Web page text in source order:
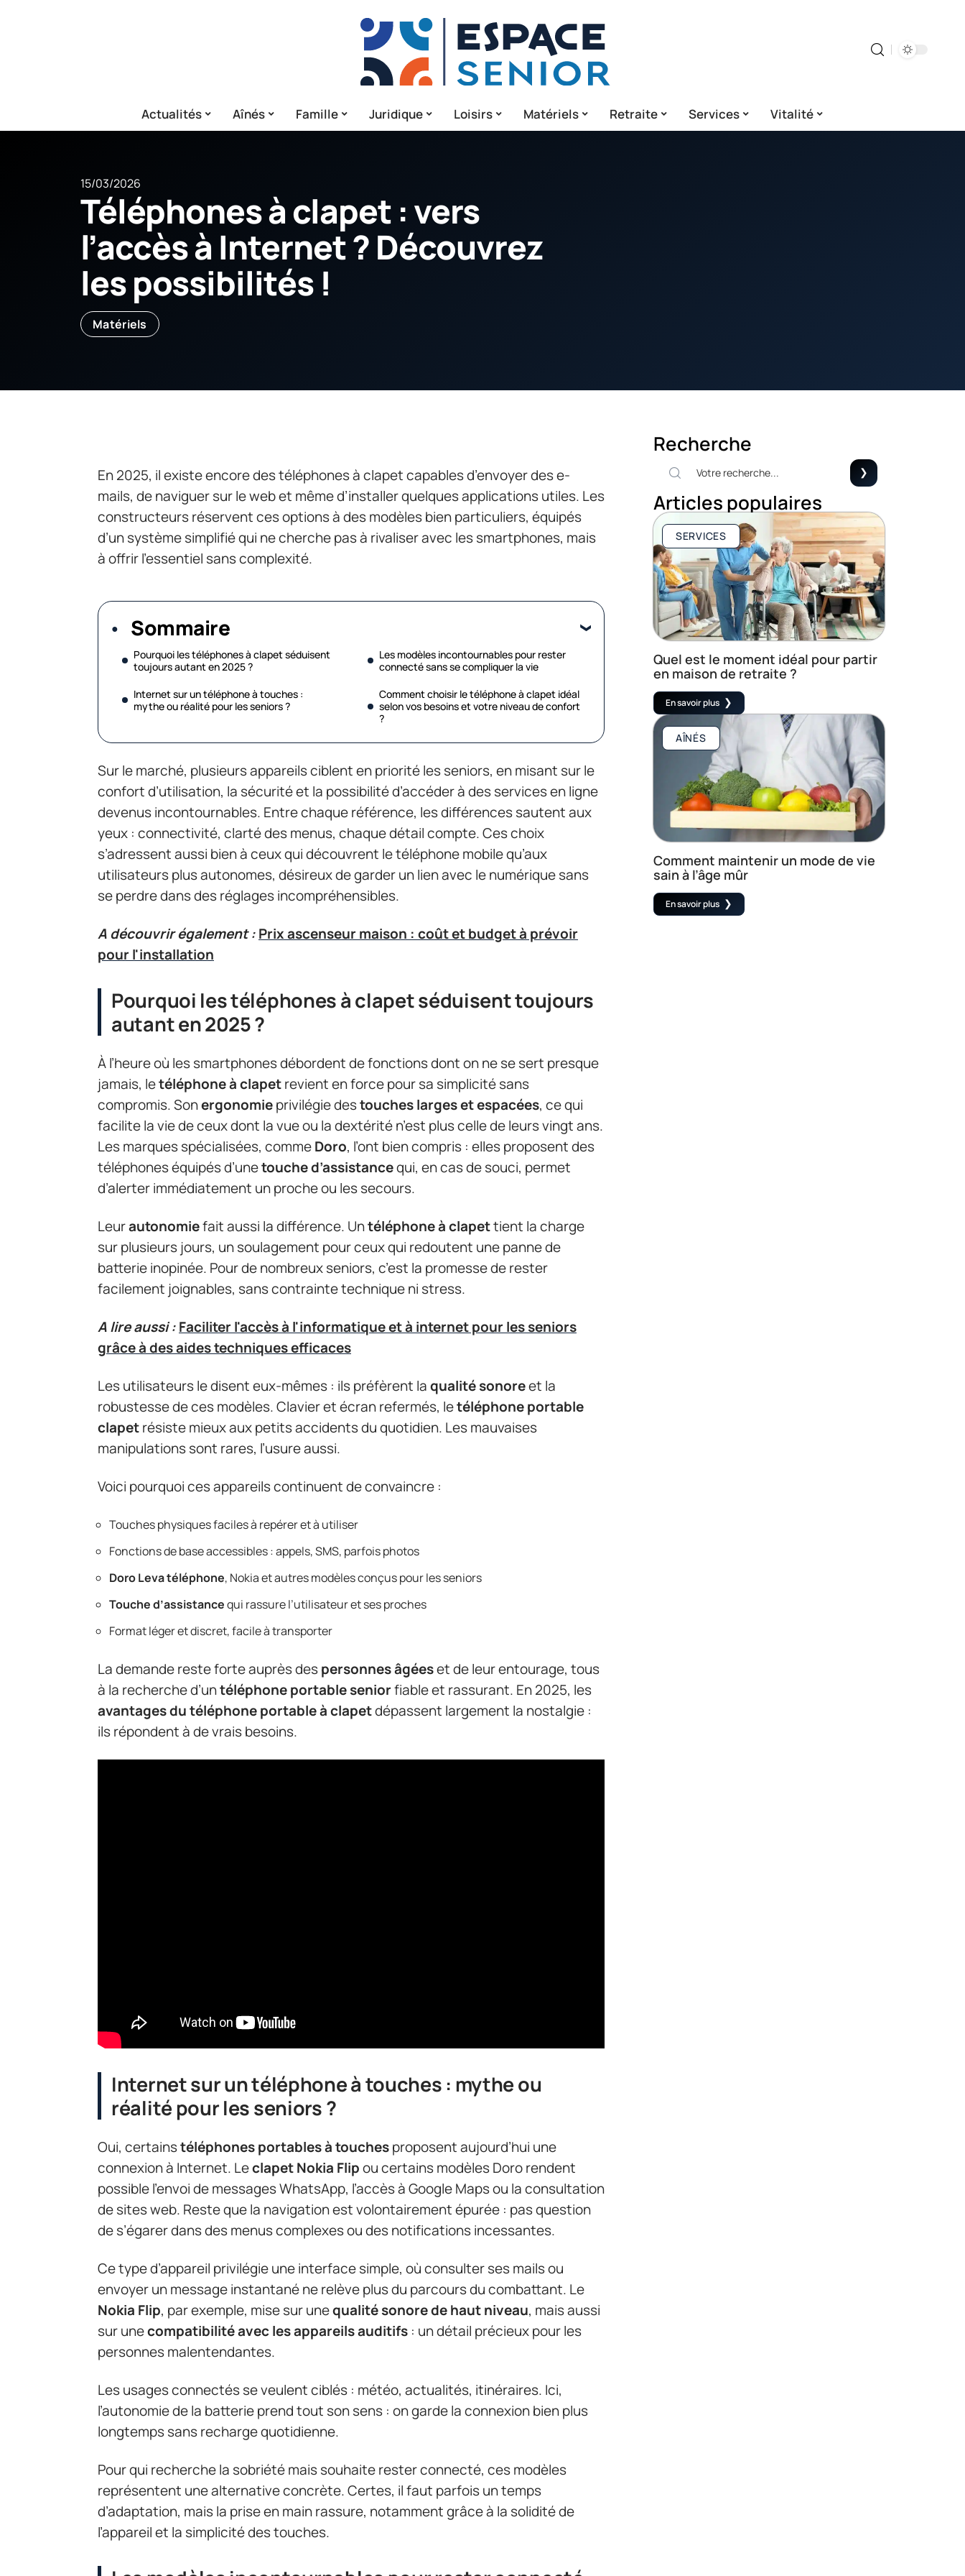
Actualités Aînés Famille Juridique Loisirs Matériels Retraite Services Vitalité
15/03/2026
Téléphones à clapet : vers
l’accès à Internet ? Découvrez
les possibilités !
Matériels
En 2025, il existe encore des téléphones à clapet capables d’envoyer des e-
mails, de naviguer sur le web et même d’installer quelques applications utiles. Les
constructeurs réservent ces options à des modèles bien particuliers, équipés
d’un système simplifié qui ne cherche pas à rivaliser avec les smartphones, mais
à offrir l’essentiel sans complexité.
Sommaire
Pourquoi les téléphones à clapet séduisent
toujours autant en 2025 ?
Internet sur un téléphone à touches :
mythe ou réalité pour les seniors ?
Les modèles incontournables pour rester
connecté sans se compliquer la vie
Comment choisir le téléphone à clapet idéal
selon vos besoins et votre niveau de confort
?
Sur le marché, plusieurs appareils ciblent en priorité les seniors, en misant sur le
confort d’utilisation, la sécurité et la possibilité d’accéder à des services en ligne
devenus incontournables. Entre chaque référence, les différences sautent aux
yeux : connectivité, clarté des menus, chaque détail compte. Ces choix
s’adressent aussi bien à ceux qui découvrent le téléphone mobile qu’aux
utilisateurs plus autonomes, désireux de garder un lien avec le numérique sans
se perdre dans des réglages incompréhensibles.
A découvrir également :Prix ascenseur maison : coût et budget à prévoir
pour l'installation
Pourquoi les téléphones à clapet séduisent toujours
autant en 2025 ?
À l’heure où les smartphones débordent de fonctions dont on ne se sert presque
jamais, letéléphone à clapetrevient en force pour sa simplicité sans
compromis. Sonergonomieprivilégie destouches larges et espacées, ce qui
facilite la vie de ceux dont la vue ou la dextérité n’est plus celle de leurs vingt ans.
Les marques spécialisées, commeDoro, l’ont bien compris : elles proposent des
téléphones équipés d’unetouche d’assistancequi, en cas de souci, permet
d’alerter immédiatement un proche ou les secours.
Leurautonomiefait aussi la différence. Untéléphone à clapettient la charge
sur plusieurs jours, un soulagement pour ceux qui redoutent une panne de
batterie inopinée. Pour de nombreux seniors, c’est la promesse de rester
facilement joignables, sans contrainte technique ni stress.
A lire aussi :Faciliter l'accès à l'informatique et à internet pour les seniors
grâce à des aides techniques efficaces
Les utilisateurs le disent eux-mêmes : ils préfèrent laqualité sonoreet la
robustesse de ces modèles. Clavier et écran refermés, letéléphone portable
clapetrésiste mieux aux petits accidents du quotidien. Les mauvaises
manipulations sont rares, l’usure aussi.
Voici pourquoi ces appareils continuent de convaincre :
Touches physiques faciles à repérer et à utiliser
Fonctions de base accessibles : appels, SMS, parfois photos
Doro Leva téléphone, Nokia et autres modèles conçus pour les seniors
Touche d’assistancequi rassure l’utilisateur et ses proches
Format léger et discret, facile à transporter
La demande reste forte auprès despersonnes âgéeset de leur entourage, tous
à la recherche d’untéléphone portable seniorfiable et rassurant. En 2025, les
avantages du téléphone portable à clapetdépassent largement la nostalgie :
ils répondent à de vrais besoins.
Internet sur un téléphone à touches : mythe ou
réalité pour les seniors ?
Oui, certainstéléphones portables à touchesproposent aujourd’hui une
connexion à Internet. Leclapet Nokia Flipou certains modèles Doro rendent
possible l’envoi de messages WhatsApp, l’accès à Google Maps ou la consultation
de sites web. Reste que la navigation est volontairement épurée : pas question
de s’égarer dans des menus complexes ou des notifications incessantes.
Ce type d’appareil privilégie une interface simple, où consulter ses mails ou
envoyer un message instantané ne relève plus du parcours du combattant. Le
Nokia Flip, par exemple, mise sur unequalité sonore de haut niveau, mais aussi
sur unecompatibilité avec les appareils auditifs : un détail précieux pour les
personnes malentendantes.
Les usages connectés se veulent ciblés : météo, actualités, itinéraires. Ici,
l’autonomie de la batterie prend tout son sens : on garde la connexion bien plus
longtemps sans recharge quotidienne.
Pour qui recherche la sobriété mais souhaite rester connecté, ces modèles
représentent une alternative concrète. Certes, il faut parfois un temps
d’adaptation, mais la prise en main rassure, notamment grâce à la solidité de
l’appareil et la simplicité des touches.
Recherche
Articles populaires
SERVICES
Quel est le moment idéal pour partir
en maison de retraite ?
En savoir plus
AÎNÉS
Comment maintenir un mode de vie
sain à l’âge mûr
En savoir plus